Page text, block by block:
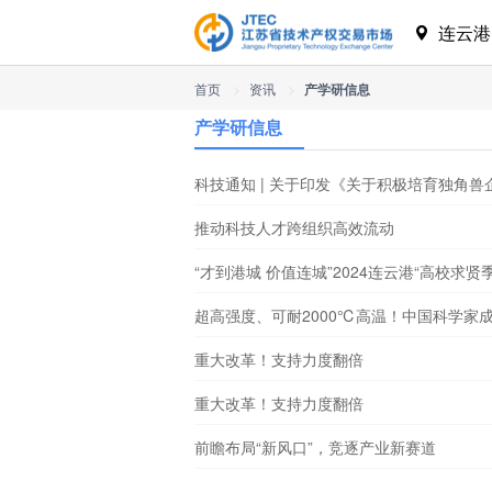
连云
首页 资讯 产学研信息
产学研信息
科技通知 | 关于印发《关于积极培育独角
推动科技人才跨组织高效流动
“才到港城 价值连城”2024连云港“高校求
超高强度、可耐2000℃高温！中国科学家
重大改革！支持力度翻倍
重大改革！支持力度翻倍
前瞻布局“新风口”，竞逐产业新赛道